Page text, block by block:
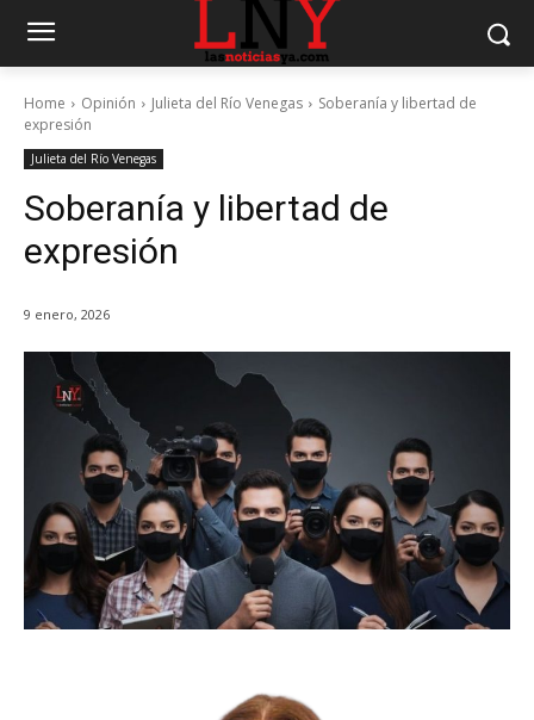
Home Opinión Julieta del Río Venegas
Soberanía y libertad de
expresión
Julieta del Río Venegas
Soberanía y libertad de
expresión
9 enero, 2026